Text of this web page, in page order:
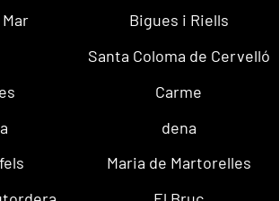
Bigues i Riells
Santa Coloma de Cervelló
Carme
dena
Maria de Martorelles